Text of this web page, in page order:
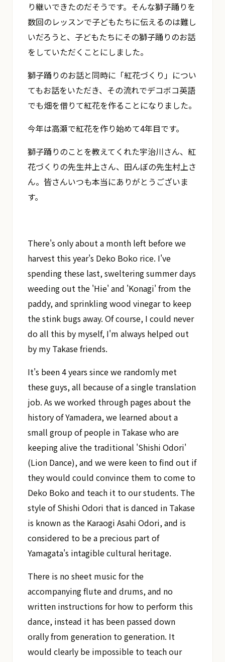
り継いできたのだそうです。そんな獅子踊りを
数回のレッスンで子どもたちに伝えるのは難し
いだろうと、子どもたちにその獅子踊りのお話
をしていただくことにしました。
獅子踊りのお話と同時に「紅花づくり」につい
てもお話をいただき、その流れでデコボコ英語
でも畑を借りて紅花を作ることになりました。
今年は高瀬で紅花を作り始めて4年目です。
獅子踊りのことを教えてくれた宇治川さん、紅
花づくりの先生井上さん、田んぼの先生村上さ
ん。皆さんいつも本当にありがとうございま
す。
There's only about a month left before we
harvest this year's Deko Boko rice. I've
spending these last, sweltering summer days
weeding out the 'Hie' and 'Konagi' from the
paddy, and sprinkling wood vinegar to keep
the stink bugs away. Of course, I could never
do all this by myself, I'm always helped out
by my Takase friends.
It's been 4 years since we randomly met
these guys, all because of a single translation
job. As we worked through pages about the
history of Yamadera, we learned about a
small group of people in Takase who are
keeping alive the traditional 'Shishi Odori'
(Lion Dance), and we were keen to find out if
they would could convince them to come to
Deko Boko and teach it to our students. The
style of Shishi Odori that is danced in Takase
is known as the Karaogi Asahi Odori, and is
considered to be a precious part of
Yamagata's intagible cultural heritage.
There is no sheet music for the
accompanying flute and drums, and no
written instructions for how to perform this
dance, instead it has been passed down
orally from generation to generation. It
would clearly be impossible to teach our